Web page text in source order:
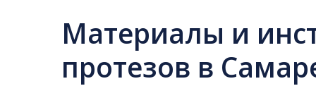
Материалы и
протезов в